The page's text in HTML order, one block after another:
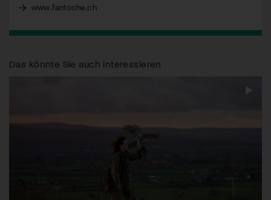
www.fantoche.ch
Das könnte Sie auch interessieren